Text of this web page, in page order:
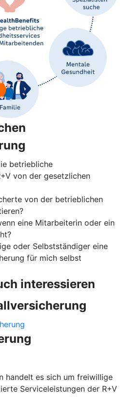
betriebliche
von der gesetzlichen
von der betrieblichen
eine Mitarbeiterin oder ein
oder Selbstständiger eine
für mich selbst
interessieren
handelt es sich um freiwillige
Serviceleistungen der R+V